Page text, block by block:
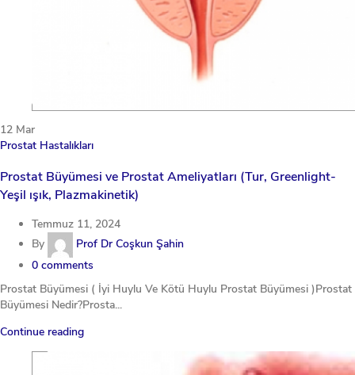
12 Mar
Prostat Hastalıkları
Prostat Büyümesi ve Prostat Ameliyatları (Tur, Greenlight-
Yeşil ışık, Plazmakinetik)
Temmuz 11, 2024
By
Prof Dr Coşkun Şahin
0 comments
Prostat Büyümesi ( İyi Huylu Ve Kötü Huylu Prostat Büyümesi )Prostat
Büyümesi Nedir?Prosta...
Continue reading